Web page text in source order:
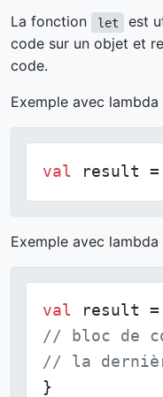
La fonction let
est
code sur un objet et
code.
Exemple avec
val result =
Exemple avec lambda
val
// bloc de
// la
}